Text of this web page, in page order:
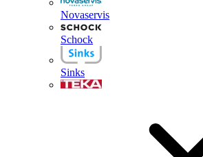
Novaservis
Schock
Sinks